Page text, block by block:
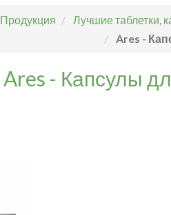
Продукция
Лучшие таблетки,
Ares -
Ares - Капсулы